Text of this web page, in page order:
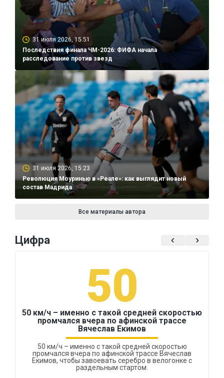
31 июля 2026, 15:51
Последствия финала ЧМ-2026: ФИФА начала
расследование против звезд
31 июля 2026, 15:23
Революция Моуринью в «Реале»: как выглядит новый
состав Мадрида
Все материалы автора
Цифра
50
50 км/ч – именно с такой средней скоростью
промчался вчера по афинской трассе
Вячеслав Екимов
50 км/ч – именно с такой средней скоростью
промчался вчера по афинской трассе Вячеслав
Екимов, чтобы завоевать серебро в велогонке с
раздельным стартом.